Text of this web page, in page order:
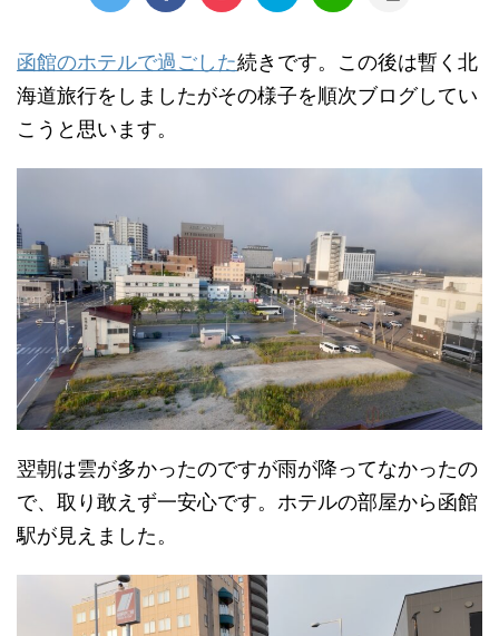
函館のホテルで過ごした続きです。この後は暫く北
海道旅行をしましたがその様子を順次ブログしてい
こうと思います。
翌朝は雲が多かったのですが雨が降ってなかったの
で、取り敢えず一安心です。ホテルの部屋から函館
駅が見えました。